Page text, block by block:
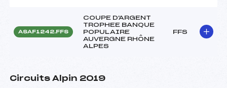
ASAF1242.FFS
COUPE D'ARGENT
TROPHEE BANQUE
POPULAIRE
AUVERGNE RHÔNE
ALPES
FFS
Circuits Alpin 2019